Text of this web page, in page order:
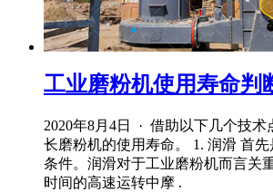
工业磨粉机使用寿命判
2020年8月4日 · 借助以下几个技术
长磨粉机的使用寿命。 1. 润滑 首
条件。润滑对于工业磨粉机而言关
时间的高速运转中摩 .